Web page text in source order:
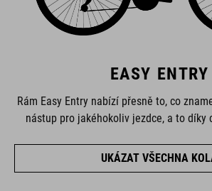
EASY ENTRY
Rám Easy Entry nabízí přesně to, co
nástup pro jakéhokoliv jezdce, a to díky
UKÁZAT VŠECHNA